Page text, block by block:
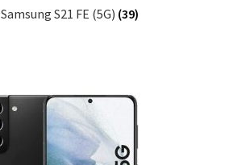
Samsung S21 FE (5G) (39)